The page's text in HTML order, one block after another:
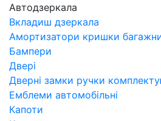
Автодзеркала
Вкладиш дзеркала
Амортизатори кришки
Бампери
Двері
Дверні замки ручки
Емблеми автомобільні
Капоти